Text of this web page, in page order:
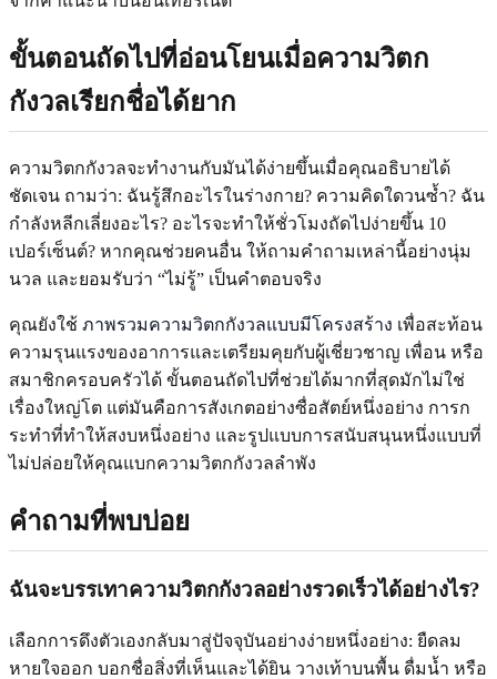
ขั้นตอนถัดไปที่อ่อนโยนเมื่อความวิตก
กังวลเรียกชื่อได้ยาก
ความวิตกกังวลจะทำงานกับมันได้ง่ายขึ้นเมื่อคุณอธิบายได้
ชัดเจน ถามว่า: ฉันรู้สึกอะไรในร่างกาย? ความคิดใดวนซ้ำ? ฉัน
กำลังหลีกเลี่ยงอะไร? อะไรจะทำให้ชั่วโมงถัดไปง่ายขึ้น 10
เปอร์เซ็นต์? หากคุณช่วยคนอื่น ให้ถามคำถามเหล่านี้อย่างนุ่ม
นวล และยอมรับว่า “ไม่รู้” เป็นคำตอบจริง
คุณยังใช้ ภาพรวมความวิตกกังวลแบบมีโครงสร้าง เพื่อสะท้อน
ความรุนแรงของอาการและเตรียมคุยกับผู้เชี่ยวชาญ เพื่อน หรือ
สมาชิกครอบครัวได้ ขั้นตอนถัดไปที่ช่วยได้มากที่สุดมักไม่ใช่
เรื่องใหญ่โต แต่มันคือการสังเกตอย่างซื่อสัตย์หนึ่งอย่าง การก
ระทำที่ทำให้สงบหนึ่งอย่าง และรูปแบบการสนับสนุนหนึ่งแบบที่
ไม่ปล่อยให้คุณแบกความวิตกกังวลลำพัง
คำถามที่พบบ่อย
ฉันจะบรรเทาความวิตกกังวลอย่างรวดเร็วได้อย่างไร?
เลือกการดึงตัวเองกลับมาสู่ปัจจุบันอย่างง่ายหนึ่งอย่าง: ยืดลม
หายใจออก บอกชื่อสิ่งที่เห็นและได้ยิน วางเท้าบนพื้น ดื่มน้ำ หรือ